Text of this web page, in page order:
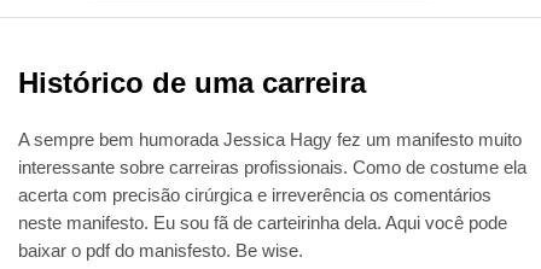
Histórico de uma carreira
A sempre bem humorada Jessica Hagy fez um manifesto muito
interessante sobre carreiras profissionais. Como de costume ela
acerta com precisão cirúrgica e irreverência os comentários
neste manifesto. Eu sou fã de carteirinha dela. Aqui você pode
baixar o pdf do manisfesto. Be wise.